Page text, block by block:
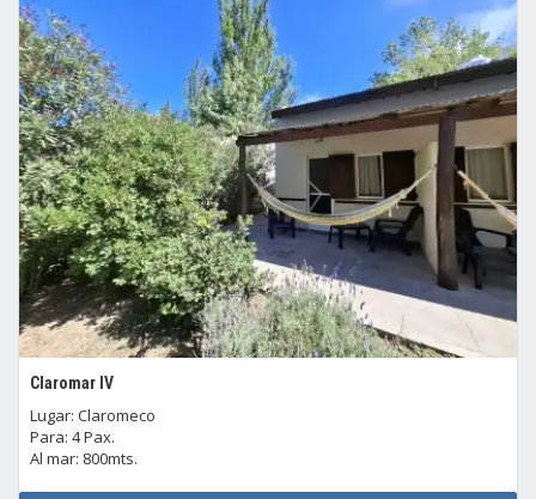
Claromar IV
Lugar: Claromeco
Para: 4 Pax.
Al mar: 800mts.